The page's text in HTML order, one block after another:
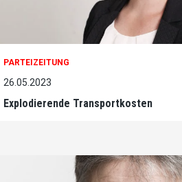
PARTEIZEITUNG
26.05.2023
Explodierende Transportkosten